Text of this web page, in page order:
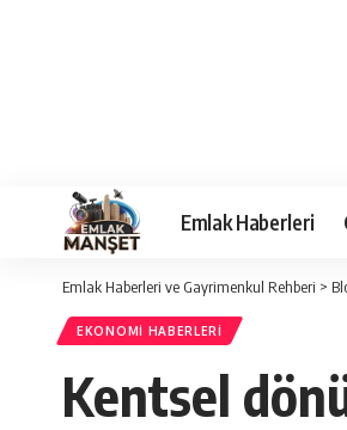
Emlak Haberleri
Emlak Haberleri ve Gayrimenkul Rehberi >
EKONOMI HABERLERI
Kentsel